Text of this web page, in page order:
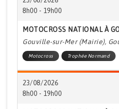
8h00 - 19h00
MOTOCROSS NATIONAL À
Gouville-sur-Mer (Mairie),
Motocross Trophée Normand
23/08/2026
8h00 - 19h00